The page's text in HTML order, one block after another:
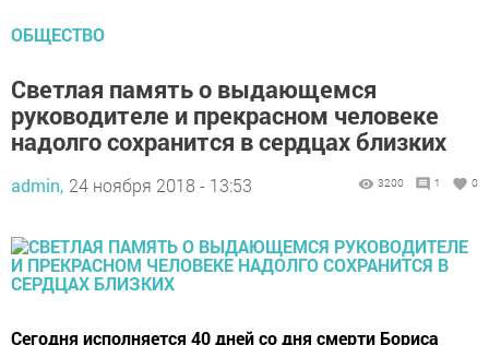
ОБЩЕСТВО
Светлая память о выдающемся
руководителе и прекрасном человеке
надолго сохранится в сердцах близких
admin, 24 ноября 2018 - 13:53 3200 1 0
Сегодня исполняется 40 дней со дня смерти Бориса